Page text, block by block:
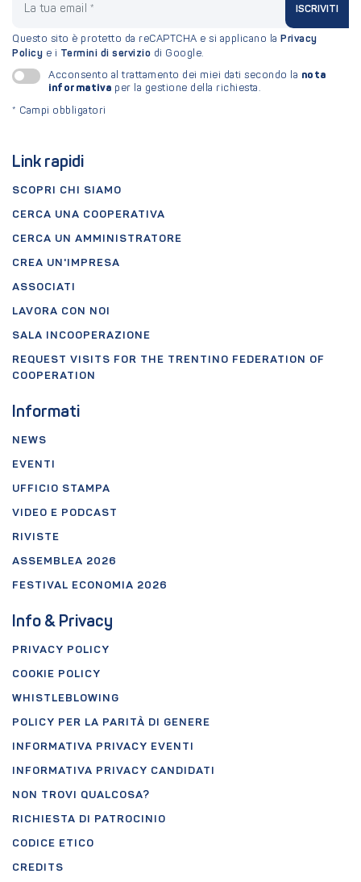
Link rapidi
SCOPRI CHI SIAMO
CERCA UNA COOPERATIVA
CERCA UN AMMINISTRATORE
CREA UN'IMPRESA
ASSOCIATI
LAVORA CON NOI
SALA INCOOPERAZIONE
REQUEST VISITS FOR THE TRENTINO FEDERATION OF
COOPERATION
Informati
NEWS
EVENTI
UFFICIO STAMPA
VIDEO E PODCAST
RIVISTE
ASSEMBLEA 2026
FESTIVAL ECONOMIA 2026
Info & Privacy
PRIVACY POLICY
COOKIE POLICY
WHISTLEBLOWING
POLICY PER LA PARITÀ DI GENERE
INFORMATIVA PRIVACY EVENTI
INFORMATIVA PRIVACY CANDIDATI
NON TROVI QUALCOSA?
RICHIESTA DI PATROCINIO
CODICE ETICO
CREDITS
ISCRIVITI
Questo sito è protetto da reCAPTCHA e si applicano la Privacy
Policy e i Termini di servizio di Google.
Acconsento al trattamento dei miei dati secondo la nota
informativa per la gestione della richiesta.
* Campi obbligatori